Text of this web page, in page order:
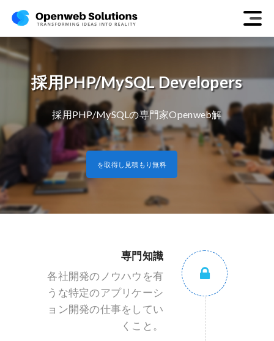
採用PHP/MySQL Developers
採用PHP/MySQLの専門家Openweb解
を取得し見積もり無料
専門知識
各社開発のノウハウを有
うな特定のアプリケーシ
ョン開発の仕事をしてい
くこと。